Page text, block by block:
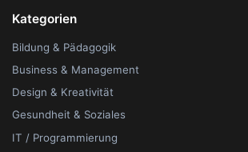
Kategorien
Bildung & Pädagogik
Business & Management
Design & Kreativität
Gesundheit & Soziales
IT / Programmierung